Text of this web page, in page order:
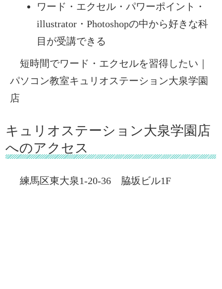
ワード・エクセル・パワーポイント・
illustrator・Photoshopの中から好きな科
目が受講できる
短時間でワード・エクセルを習得したい｜
パソコン教室キュリオステーション大泉学園
店
キュリオステーション大泉学園店
へのアクセス
練馬区東大泉1-20-36 脇坂ビル1F